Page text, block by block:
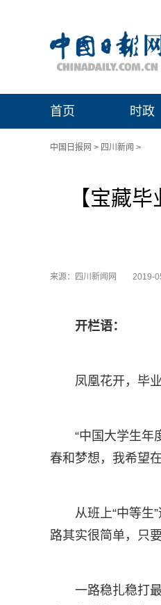
首页 时政
中国日报网 > 四川新闻 >
【宝藏
来源：四川新闻网 2019-
开栏语：
凤凰花开，毕
“中国大学生年
春和梦想，我希望
从班上“中等生
路其实很简单，只
一路稳扎稳打